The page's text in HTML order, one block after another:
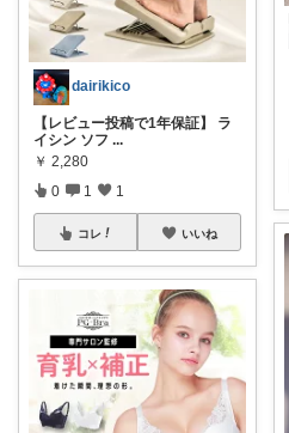
dairikico
【レビュー投稿で1年保証】 ラ
イシン ソフ ...
￥ 2,280
0 1 1
コレ いいね